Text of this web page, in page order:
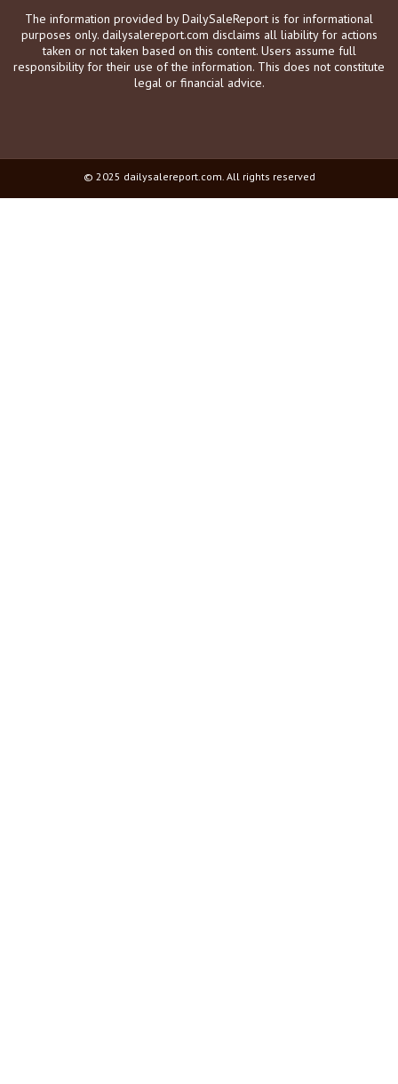
The information provided by DailySaleReport is for informational
purposes only. dailysalereport.com disclaims all liability for actions
taken or not taken based on this content. Users assume full
responsibility for their use of the information. This does not constitute
legal or financial advice.
© 2025 dailysalereport.com. All rights reserved